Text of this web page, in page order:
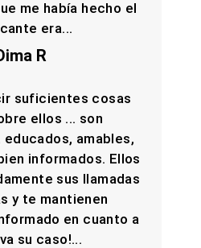
me había hecho el
era...
R
suficientes cosas
ellos ... son
amables,
informados. Ellos
sus llamadas
y te mantienen
en cuanto a
su caso!...